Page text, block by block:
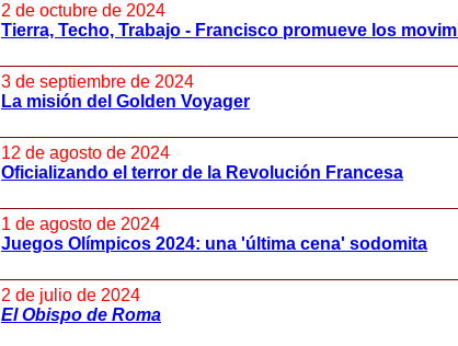
2 de octubre de 2024
Tierra, Techo, Trabajo - Francisco promueve los
3 de septiembre de 2024
La misión del Golden Voyager
12 de agosto de 2024
Oficializando el terror de la Revolución Francesa
1 de agosto de 2024
Juegos Olímpicos 2024: una 'última cena' sodomita
2 de julio de 2024
El Obispo de Roma